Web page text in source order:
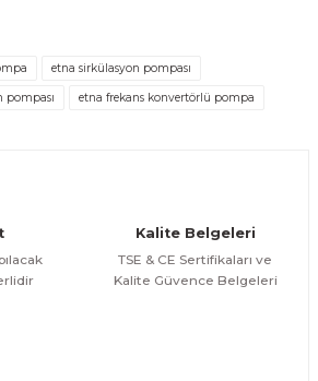
daha pahalı.
etna sirkülasyon pompası
pompası etna frekans konvertörlü pompa
Kalite Belgeleri
TSE & CE Sertifikaları ve
Kalite Güvence Belgeleri